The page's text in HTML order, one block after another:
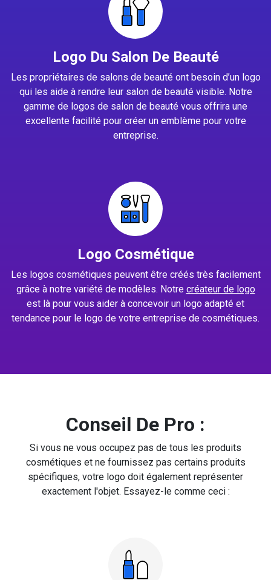
Logo Du Salon De Beauté
Les propriétaires de salons de beauté ont besoin d’un logo
qui les aide à rendre leur salon de beauté visible. Notre
gamme de logos de salon de beauté vous offrira une
excellente facilité pour créer un emblème pour votre
entreprise.
Logo Cosmétique
Les logos cosmétiques peuvent être créés très facilement
grâce à notre variété de modèles. Notre créateur de logo
est là pour vous aider à concevoir un logo adapté et
tendance pour le logo de votre entreprise de cosmétiques.
Conseil De Pro :
Si vous ne vous occupez pas de tous les produits
cosmétiques et ne fournissez pas certains produits
spécifiques, votre logo doit également représenter
exactement l'objet. Essayez-le comme ceci :